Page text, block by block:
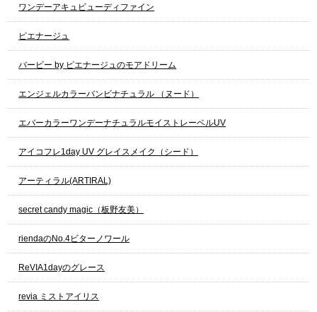
ワンデーアキュビューディファイン
ピエナージュ
バービー by ピエナージュのモアドリーム
エンジェルカラーバンビナチュラル （ヌード）
エバーカラーワンデーナチュラルモイストレーベルUV
アイコフレ1day UV グレイスメイク（シード）
アーティラル(ARTIRAL)
secret candy magic（板野友美）
riendaのNo.4ビターノワール
ReVIA1dayのグレース
revia ミストアイリス